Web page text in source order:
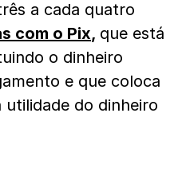
a cada quatro
com o Pix, que está
o dinheiro
e que coloca
utilidade do dinheiro